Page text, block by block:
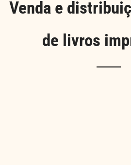
Venda e
de livros